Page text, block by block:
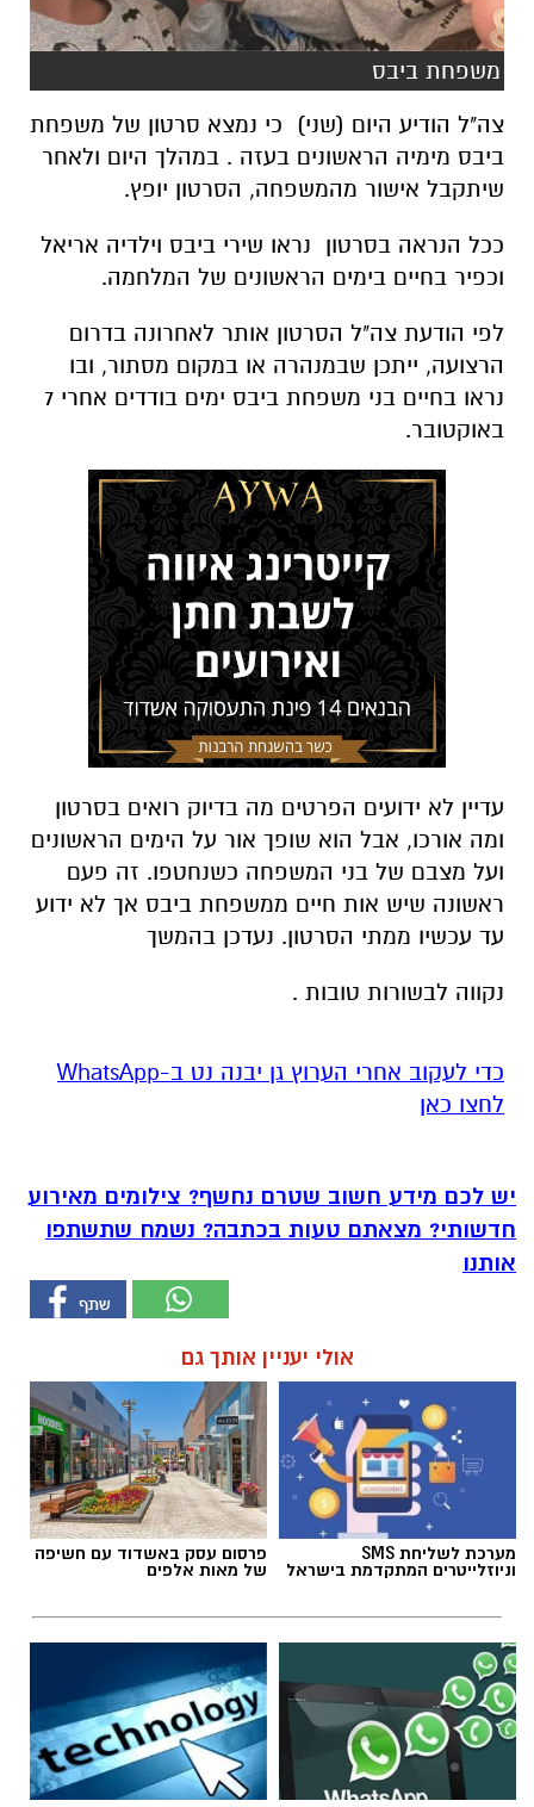
משפחת ביבס
צה"ל הודיע היום (שני) כי נמצא סרטון של משפחת
ביבס מימיה הראשונים בעזה . במהלך היום ולאחר
שיתקבל אישור מהמשפחה, הסרטון יופץ.
ככל הנראה בסרטון נראו שירי ביבס וילדיה אריאל
וכפיר בחיים בימים הראשונים של המלחמה.
לפי הודעת צה"ל הסרטון אותר לאחרונה בדרום
הרצועה, ייתכן שבמנהרה או במקום מסתור, ובו
נראו בחיים בני משפחת ביבס ימים בודדים אחרי 7
באוקטובר.
עדיין לא ידועים הפרטים מה בדיוק רואים בסרטון
ומה אורכו, אבל הוא שופך אור על הימים הראשונים
ועל מצבם של בני המשפחה כשנחטפו. זה פעם
ראשונה שיש אות חיים ממשפחת ביבס אך לא ידוע
עד עכשיו ממתי הסרטון. נעדכן בהמשך
נקווה לבשורות טובות .
‏כדי לעקוב אחרי הערוץ גן יבנה נט ב-WhatsApp
לחצו כאן
יש לכם מידע חשוב שטרם נחשף? צילומים מאירוע
חדשותי? מצאתם טעות בכתבה? נשמח שתשתפו
אותנו
אולי יעניין אותך גם
מערכת לשליחת SMS
וניוזלייטרים המתקדמת בישראל
פרסום עסק באשדוד עם חשיפה
של מאות אלפים